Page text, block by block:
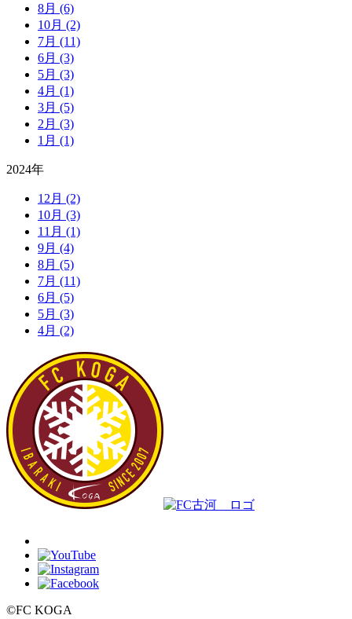
8月 (6)
10月 (2)
7月 (11)
6月 (3)
5月 (3)
4月 (1)
3月 (5)
2月 (3)
1月 (1)
2024年
12月 (2)
10月 (3)
11月 (1)
9月 (4)
8月 (5)
7月 (11)
6月 (5)
5月 (3)
4月 (2)
©FC KOGA